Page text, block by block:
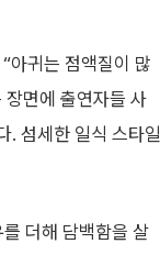
아귀는 점액질이 많
장면에 출연자들 사
. 섬세한 일식 스타일
더해 담백함을 살